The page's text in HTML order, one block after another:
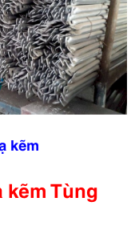
kẽm
kẽm Tùng